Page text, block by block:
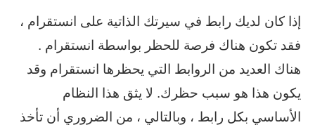
إذا كان لديك رابط في سيرتك الذاتية على انستقرام ،
فقد تكون هناك فرصة للحظر بواسطة انستقرام .
هناك العديد من الروابط التي يحظرها انستقرام وقد
يكون هذا هو سبب حظرك. لا يثق هذا النظام
الأساسي بكل رابط ، وبالتالي ، من الضروري أن تأخذ